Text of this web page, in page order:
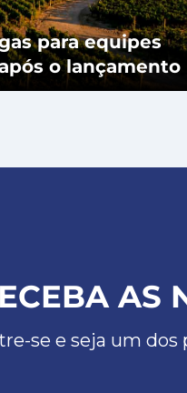
para equipes
o lançamento
AS
se e seja um